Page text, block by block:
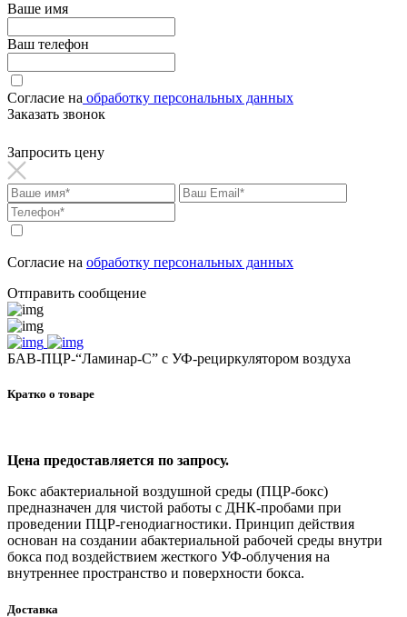
Ваше имя
Ваш телефон
Согласие на обработку персональных данных
Заказать звонок
Запросить цену
Согласие на обработку персональных данных
Отправить сообщение
БАВ-ПЦР-“Ламинар-С” с УФ-рециркулятором воздуха
Кратко о товаре
Цена предоставляется по запросу.
Бокс абактериальной воздушной среды (ПЦР-бокс)
предназначен для чистой работы с ДНК-пробами при
проведении ПЦР-генодиагностики. Принцип действия
основан на создании абактериальной рабочей среды внутри
бокса под воздействием жесткого УФ-облучения на
внутреннее пространство и поверхности бокса.
Доставка